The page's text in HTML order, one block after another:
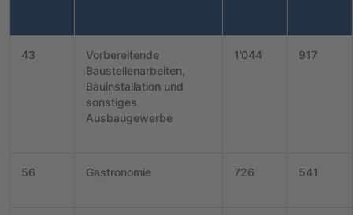
43
Vorbereitende
Baustellenarbeiten,
Bauinstallation und
sonstiges
Ausbaugewerbe
1’044 917
56 Gastronomie 726 541